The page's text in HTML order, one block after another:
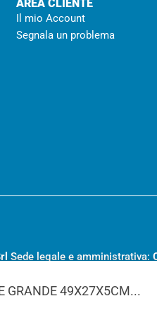
AREA CLIENTE
Il mio Account
Segnala un problema
Sede legale e amministrativa:
GRANDE 49X27X5CM...